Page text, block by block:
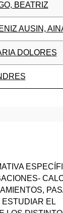
BEATRIZ
AUSIN,
DOLORES
ESTUDIAR EL